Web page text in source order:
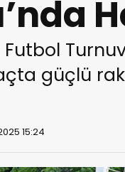
güçlü
15:24